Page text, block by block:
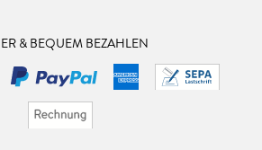
& BEQUEM BEZAHLEN